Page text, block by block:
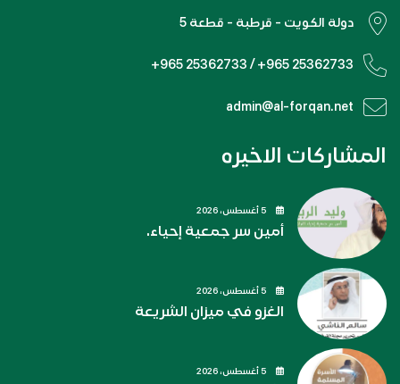
دولة الكويت - قرطبة - قطعة 5
+965 25362733 / +965 25362733
admin@al-forqan.net
المشاركات الاخيره
أمين سر جمعية إحياء.
الغزو في ميزان الشريعة